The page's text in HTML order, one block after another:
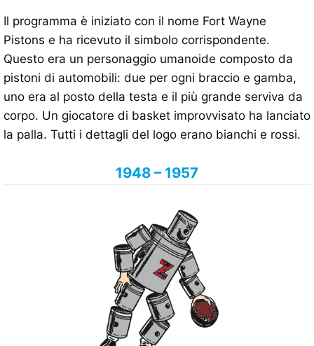
Il programma è iniziato con il nome Fort Wayne
Pistons e ha ricevuto il simbolo corrispondente.
Questo era un personaggio umanoide composto da
pistoni di automobili: due per ogni braccio e gamba,
uno era al posto della testa e il più grande serviva da
corpo. Un giocatore di basket improvvisato ha lanciato
la palla. Tutti i dettagli del logo erano bianchi e rossi.
1948 – 1957